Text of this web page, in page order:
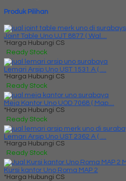
Produk Pilihan
Joint Table Uno UJT 8877 ( Wal....
*Harga Hubungi CS
Ready Stock
Lemari Arsip Uno UST 1531 A ( ....
*Harga Hubungi CS
Ready Stock
Meja Kantor Uno UOD 7068 ( Map....
*Harga Hubungi CS
Ready Stock
Lemari Arsip Uno UST 2362 A ( ....
*Harga Hubungi CS
Ready Stock
Kursi kantor Uno Roma MAP 2
*Harga Hubungi CS